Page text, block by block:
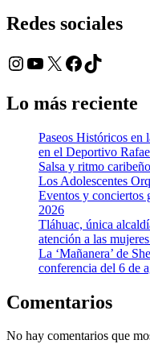
Redes sociales
Instagram
YouTube
X Facebook
TikTok
Lo más reciente
Paseos Históricos
en el Deportivo
Salsa y ritmo
Los Adolescentes
Eventos y conciertos
2026
Tláhuac, única
atención a las
La ‘Mañanera’ de
conferencia del 6 de
Comentarios
No hay comentarios que